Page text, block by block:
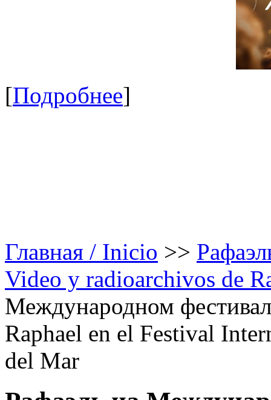
[Подробнее]
Главная / Inicio >>
Video y radioarchivos de
Международном
Raphael en el Festival
del Mar